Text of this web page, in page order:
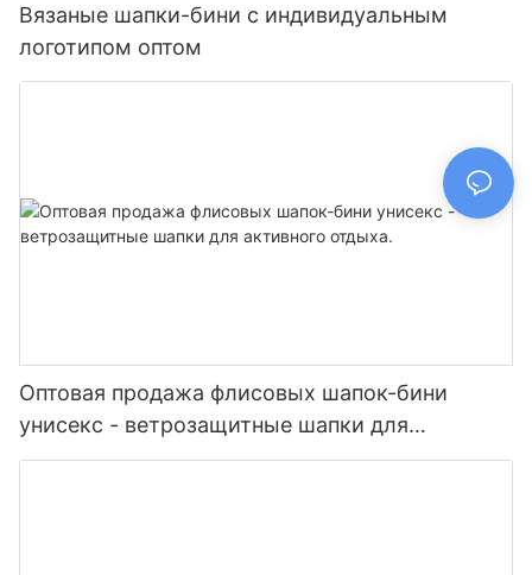
Вязаные шапки-бини с индивидуальным
логотипом оптом
Оптовая продажа флисовых шапок-бини
унисекс - ветрозащитные шапки для
активного отдыха.